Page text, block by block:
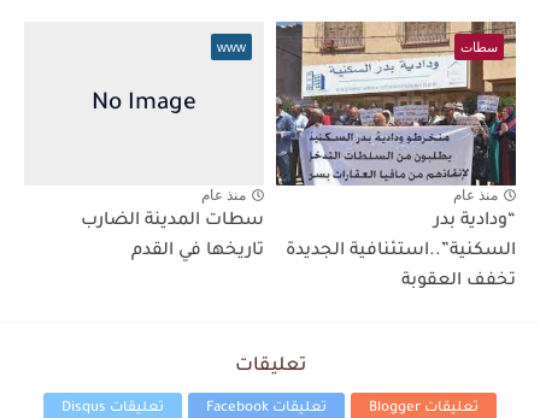
سطات
منذ عام
“ودادية بدر
السكنية”..استئنافية الجديدة
تخفف العقوبة
www
منذ عام
سطات المدينة الضارب
تاريخها في القدم
تعليقات
تعليقات Blogger تعليقات Facebook تعليقات Disqus